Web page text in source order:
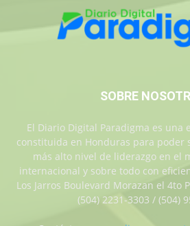
SOBRE
El Diario Digital Paradigma es una
constituida en Honduras para poder
más alto nivel de liderazgo en el
internacional y sobre todo con
Los Jarros Boulevard Morazan el 4to
(504) 2231-3303 / (504)